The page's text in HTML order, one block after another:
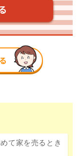
て家を売るとき